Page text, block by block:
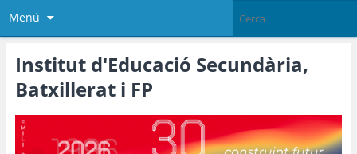
Menú
Institut d'Educació Secundària,
Batxillerat i FP